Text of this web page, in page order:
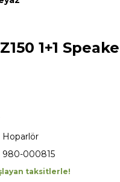
1+1
Hoparlör
980-000815
taksitlerle!